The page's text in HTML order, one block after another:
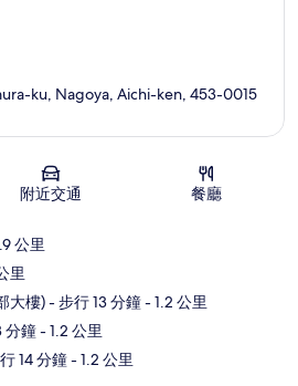
地圖
ku, Nagoya, Aichi-ken, 453-0015
附近交通 餐廳
公里
里
大樓)- 步行 13 分鐘- 1.2 公里
分鐘- 1.2 公里
14 分鐘- 1.2 公里